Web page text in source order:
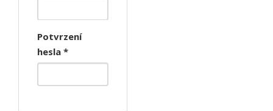
Potvrzení
hesla *